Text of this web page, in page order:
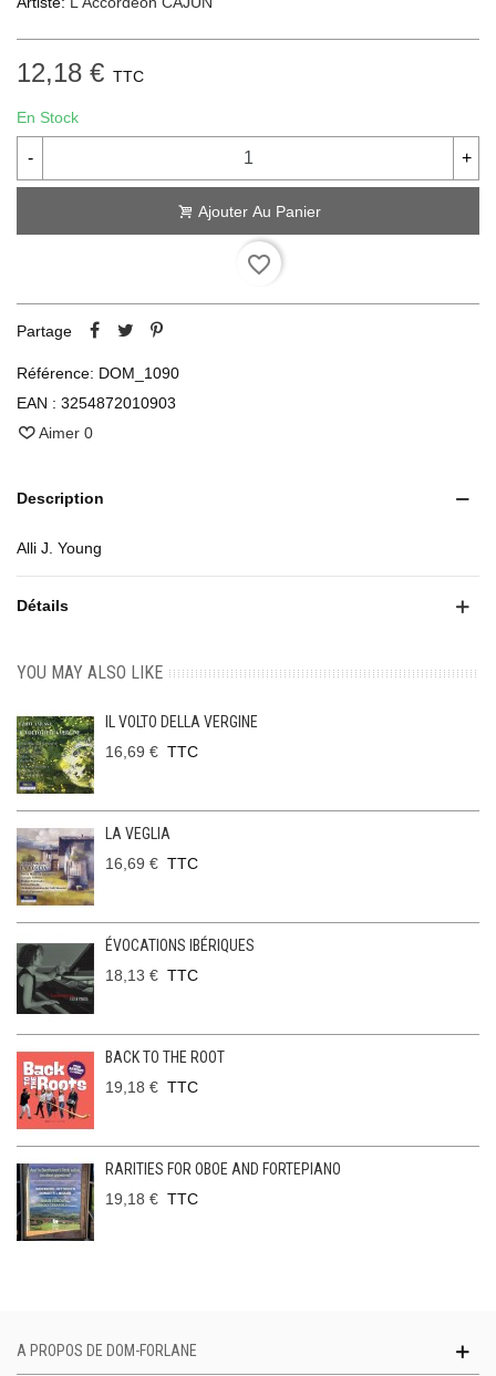
12,18 € TTC
En Stock
- +
Ajouter Au Panier
favorite_border
Partage
Référence: DOM_1090
EAN : 3254872010903
Aimer 0
Description
Alli J. Young
Détails
YOU MAY ALSO LIKE
IL VOLTO DELLA VERGINE
16,69 € TTC
LA VEGLIA
16,69 € TTC
ÉVOCATIONS IBÉRIQUES
18,13 € TTC
BACK TO THE ROOT
19,18 € TTC
RARITIES FOR OBOE AND FORTEPIANO
19,18 € TTC
A PROPOS DE DOM-FORLANE